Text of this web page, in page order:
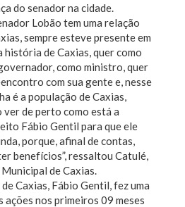
do senador na cidade.
Lobão tem uma relação
sempre esteve presente em
história de Caxias, quer como
como ministro, quer
com sua gente e, nesse
é a população de Caxias,
de perto como está a
Fábio Gentil para que ele
porque, afinal de contas,
benefícios”, ressaltou Catulé,
de Caxias.
Caxias, Fábio Gentil, fez uma
ações nos primeiros 09 meses